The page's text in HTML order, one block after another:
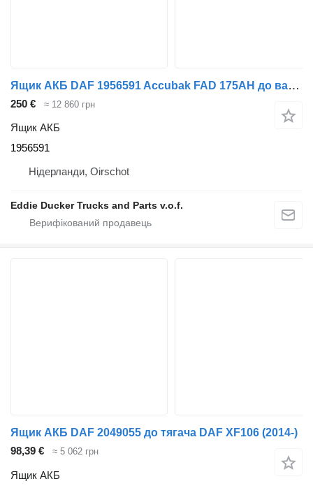
Ящик АКБ DAF 1956591 Accubak FAD 175AH до вантажівки DAF CF / XD / XF
250 € ≈ 12 860 грн
Ящик АКБ
1956591
Нідерланди, Oirschot
Eddie Ducker Trucks and Parts v.o.f.
Ящик АКБ DAF 2049055 до тягача DAF XF106 (2014-)
98,39 €
≈ 5 062 грн
Ящик АКБ